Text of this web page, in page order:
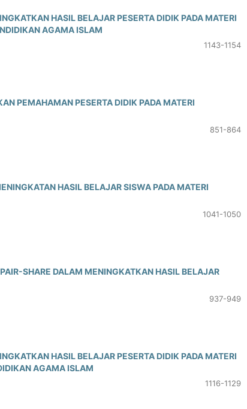
HASIL BELAJAR PESERTA DIDIK PADA MATERI
AGAMA ISLAM
1143-1154
PEMAHAMAN PESERTA DIDIK PADA MATERI
851-864
HASIL BELAJAR SISWA PADA MATERI
1041-1050
SHARE DALAM MENINGKATKAN HASIL BELAJAR
937-949
HASIL BELAJAR PESERTA DIDIK PADA MATERI
AGAMA ISLAM
1116-1129